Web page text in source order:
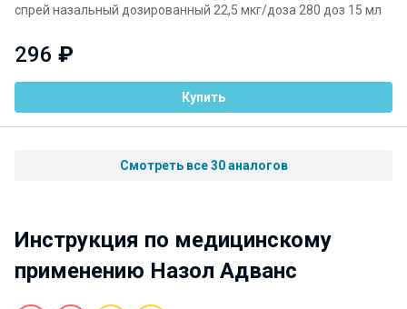
спрей назальный дозированный 22,5 мкг/доза 280 доз 15 мл
296 ₽
Купить
Смотреть все 30 аналогов
Инструкция по медицинскому
применению Назол Адванс